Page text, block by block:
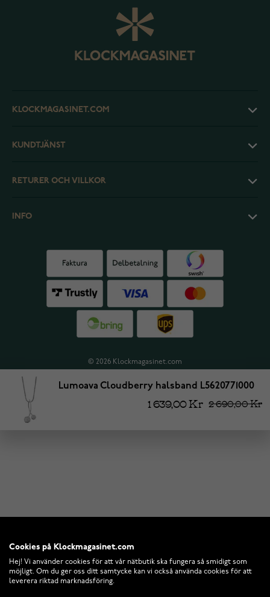
KLOCKMAGASINET.COM
KUNDTJÄNST
RETURER OCH VILLKOR
INFO
© 2026 Klockmagasinet.com
Lumoava Cloudberry halsband L5620771000
1 639,00 Kr 2 690,00 Kr
Cookies på Klockmagasinet.com
Hej! Vi använder cookies för att vår nätbutik ska fungera så smidigt som
möjligt. Om du ger oss ditt samtycke kan vi också använda cookies för att
leverera riktad marknadsföring.